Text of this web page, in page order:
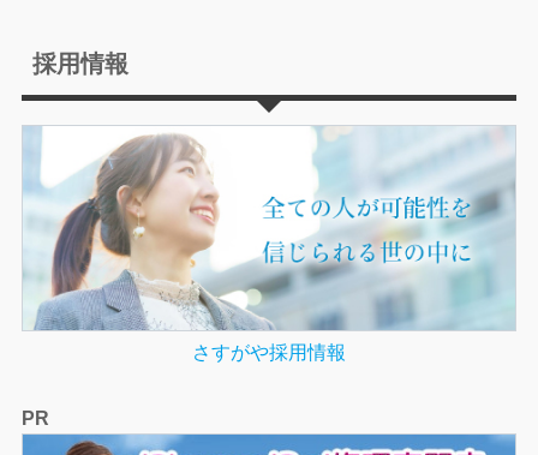
採用情報
さすがや採用情報
PR